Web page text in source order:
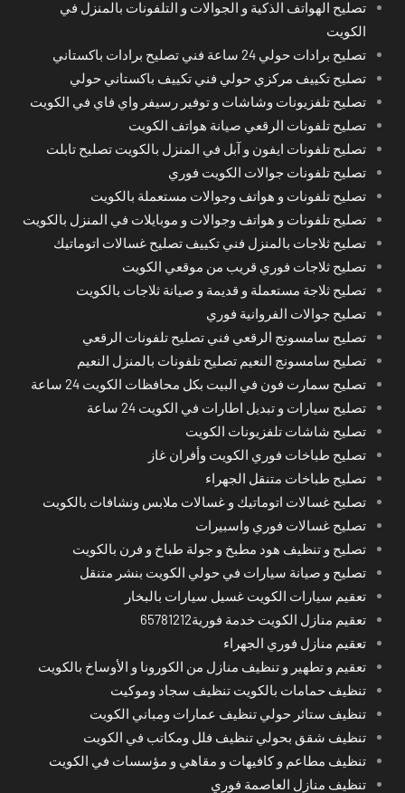
تصليح الهواتف الذكية و الجوالات و التلفونات بالمنزل في
الكويت
تصليح برادات حولي 24 ساعة فني تصليح برادات باكستاني
تصليح تكييف مركزي حولي فني تكييف باكستاني حولي
تصليح تلفزيونات وشاشات و توفير رسيفر واي فاي في الكويت
تصليح تلفونات الرقعي صيانة هواتف الكويت
تصليح تلفونات ايفون و آبل في المنزل بالكويت تصليح تابلت
تصليح تلفونات جوالات الكويت فوري
تصليح تلفونات و هواتف وجوالات مستعملة بالكويت
تصليح تلفونات و هواتف وجوالات و موبايلات في المنزل بالكويت
تصليح ثلاجات بالمنزل فني تكييف تصليح غسالات اتوماتيك
تصليح ثلاجات فوري قريب من موقعي الكويت
تصليح ثلاجة مستعملة و قديمة و صيانة ثلاجات بالكويت
تصليح جوالات الفروانية فوري
تصليح سامسونج الرقعي فني تصليح تلفونات الرقعي
تصليح سامسونج النعيم تصليح تلفونات بالمنزل النعيم
تصليح سمارت فون في البيت بكل محافظات الكويت 24 ساعة
تصليح سيارات و تبديل اطارات في الكويت 24 ساعة
تصليح شاشات تلفزيونات الكويت
تصليح طباخات فوري الكويت وأفران غاز
تصليح طباخات متنقل الجهراء
تصليح غسالات اتوماتيك و غسالات ملابس ونشافات بالكويت
تصليح غسالات فوري واسبيرات
تصليح و تنظيف هود مطبخ و جولة طباخ و فرن بالكويت
تصليح و صيانة سيارات في حولي الكويت بنشر متنقل
تعقيم سيارات الكويت غسيل سيارات بالبخار
تعقيم منازل الكويت خدمة فورية65781212
تعقيم منازل فوري الجهراء
تعقيم و تطهير و تنظيف منازل من الكورونا و الأوساخ بالكويت
تنظيف حمامات بالكويت تنظيف سجاد وموكيت
تنظيف ستائر حولي تنظيف عمارات ومباني الكويت
تنظيف شقق بحولي تنظيف فلل ومكاتب في الكويت
تنظيف مطاعم و كافيهات و مقاهي و مؤسسات في الكويت
تنظيف منازل العاصمة فوري